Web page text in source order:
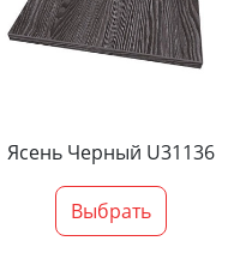
Ясень Черный U31136
Выбрать